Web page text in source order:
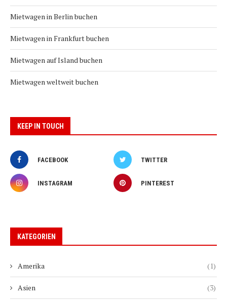
Mietwagen in Berlin buchen
Mietwagen in Frankfurt buchen
Mietwagen auf Island buchen
Mietwagen weltweit buchen
KEEP IN TOUCH
FACEBOOK TWITTER
INSTAGRAM PINTEREST
KATEGORIEN
Amerika (1)
Asien (3)